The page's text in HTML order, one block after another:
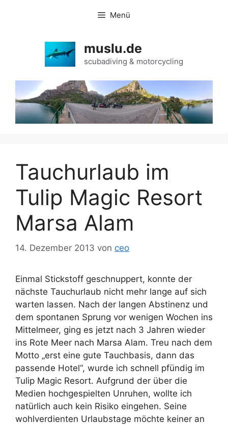
Menü
muslu.de
scubadiving & motorcycling
Tauchurlaub im
Tulip Magic Resort
Marsa Alam
14. Dezember 2013 von ceo
Einmal Stickstoff geschnuppert, konnte der
nächste Tauchurlaub nicht mehr lange auf sich
warten lassen. Nach der langen Abstinenz und
dem spontanen Sprung vor wenigen Wochen ins
Mittelmeer, ging es jetzt nach 3 Jahren wieder
ins Rote Meer nach Marsa Alam. Treu nach dem
Motto „erst eine gute Tauchbasis, dann das
passende Hotel“, wurde ich schnell pfündig im
Tulip Magic Resort. Aufgrund der über die
Medien hochgespielten Unruhen, wollte ich
natürlich auch kein Risiko eingehen. Seine
wohlverdienten Urlaubstage möchte keiner an